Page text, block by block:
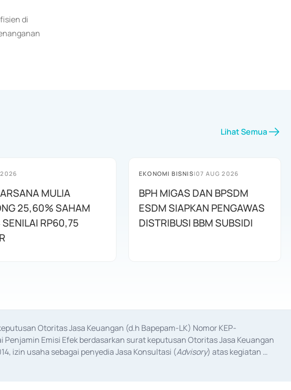
di
Lihat Semua
MULIA
25,60% SAHAM
SENILAI RP60,75
EKONOMI BISNIS|07 AUG 2026
BPH MIGAS DAN BPSDM
ESDM SIAPKAN PENGAWAS
DISTRIBUSI BBM SUBSIDI
Otoritas Jasa Keuangan (d.h Bapepam-LK) Nomor KEP-
Penjamin Emisi Efek berdasarkan surat keputusan Otoritas Jasa Keuangan
izin usaha sebagai penyedia Jasa Konsultasi (Advisory) atas kegiatan